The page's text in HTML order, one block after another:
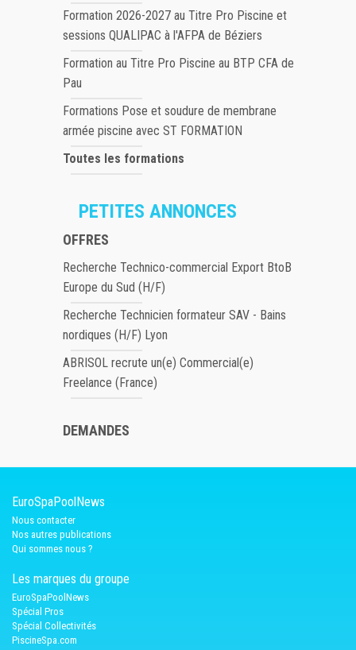
Formation 2026-2027 au Titre Pro Piscine et
sessions QUALIPAC à l'AFPA de Béziers
Formation au Titre Pro Piscine au BTP CFA de
Pau
Formations Pose et soudure de membrane
armée piscine avec ST FORMATION
Toutes les formations
PETITES ANNONCES
OFFRES
Recherche Technico-commercial Export BtoB
Europe du Sud (H/F)
Recherche Technicien formateur SAV - Bains
nordiques (H/F) Lyon
ABRISOL recrute un(e) Commercial(e)
Freelance (France)
DEMANDES
EuroSpaPoolNews
Nous contacter
Nos autres publications
Qui sommes nous ?
Les marques du groupe
EuroSpaPoolNews
Spécial Pros
Spécial Collectivités
PiscineSpa.com